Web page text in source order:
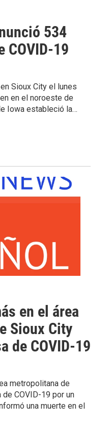
534
COVID-19
Sioux City el lunes
en el noroeste de
Iowa estableció la…
en el área
Sioux City
de COVID-19
metropolitana de
COVID-19 por un
una muerte en el